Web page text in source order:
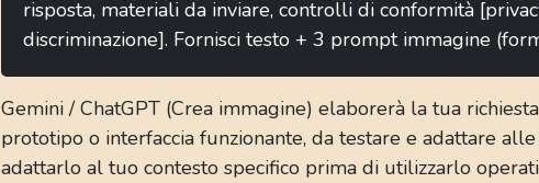
risposta, materiali da inviare, controlli di conformità
discriminazione]. Fornisci testo + 3 prompt immagine
Gemini / ChatGPT (Crea immagine) elaborerà la tua
prototipo o interfaccia funzionante, da testare e adattare
adattarlo al tuo contesto specifico prima di utilizzarlo